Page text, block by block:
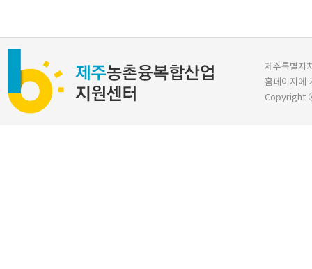
제주특별자
홈페이지에
Copyright